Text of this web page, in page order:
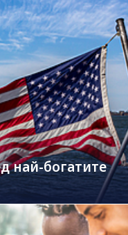
най-богатите